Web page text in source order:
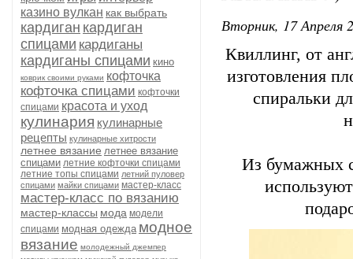
казино вулкан как выбрать
кардиган кардиган
спицами кардиганы
кардиганы спицами кино
коврик своими руками кофточка
кофточка спицами кофточки
спицами красота и уход
кулинария кулинарные
рецепты кулинарные хитрости
летнее вязание летнее вязание
спицами летние кофточки спицами
летние топы спицами летний пуловер
спицами майки спицами мастер-класс
мастер-класс по вязанию
мастер-классы мода модели
спицами модная одежда модное
вязание молодежный джемпер
Вторник, 17 Апреля
Квиллинг, от
изготовления
спиральки
Из бумажных